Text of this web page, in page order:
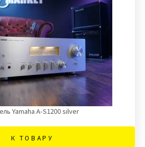
Yamaha A-S1200 silver
К ТОВАРУ